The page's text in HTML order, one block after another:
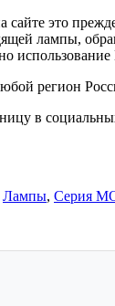
сайте это
лампы,
регион
в
Лампы, Серия